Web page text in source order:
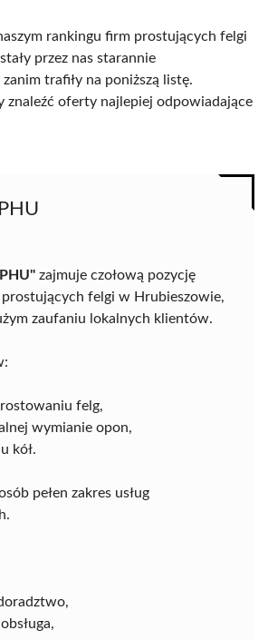
rankingu firm prostujących felgi
przez nas starannie
trafiły na poniższą listę.
znaleźć oferty najlepiej odpowiadające
zajmuje czołową pozycję
felgi w Hrubieszowie,
zaufaniu lokalnych klientów.
felg,
wymianie opon,
kół.
pełen zakres usług